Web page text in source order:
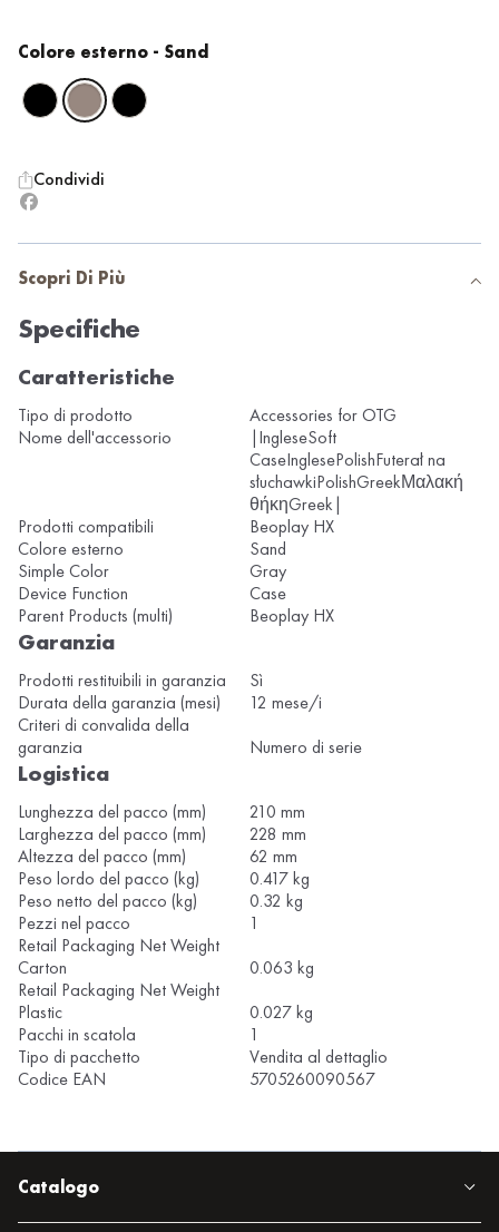
Colore esterno - Sand
Condividi
Scopri Di Più
Specifiche
Caratteristiche
Tipo di prodotto
Accessories for OTG
Nome dell'accessorio
|IngleseSoft
CaseInglesePolishFuterał na
słuchawkiPolishGreekΜαλακή
θήκηGreek|
Prodotti compatibili
Beoplay HX
Colore esterno
Sand
Simple Color
Gray
Device Function
Case
Parent Products (multi)
Beoplay HX
Garanzia
Prodotti restituibili in garanzia
Sì
Durata della garanzia (mesi)
12 mese/i
Criteri di convalida della
garanzia
Numero di serie
Logistica
Lunghezza del pacco (mm)
210 mm
Larghezza del pacco (mm)
228 mm
Altezza del pacco (mm)
62 mm
Peso lordo del pacco (kg)
0.417 kg
Peso netto del pacco (kg)
0.32 kg
Pezzi nel pacco
1
Retail Packaging Net Weight
Carton
0.063 kg
Retail Packaging Net Weight
Plastic
0.027 kg
Pacchi in scatola
1
Tipo di pacchetto
Vendita al dettaglio
Codice EAN
5705260090567
Catalogo